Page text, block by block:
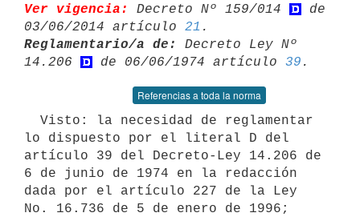
Ver vigencia:
Decreto Nº 159/014
de
03/06/2014 artículo 21
Reglamentario/a de:
Decreto Ley Nº
14.206
de 06/06/1974 artículo 39
Referencias a toda la norma
lo dispuesto por el literal D del
artículo 39 del Decreto-Ley 14.206 de
6 de junio de 1974 en la redacción
dada por el artículo 227 de la Ley
No. 16.736 de 5 de enero de 1996;